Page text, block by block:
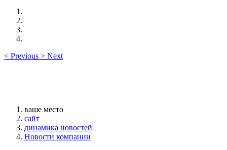
< Previous > Next
ваше место
сайт
динамика новостей
Новости компании